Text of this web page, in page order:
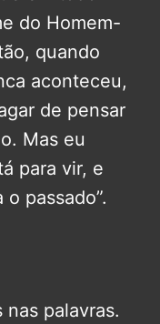
do Homem-
quando
aconteceu,
de pensar
Mas eu
para vir, e
passado”.
palavras.